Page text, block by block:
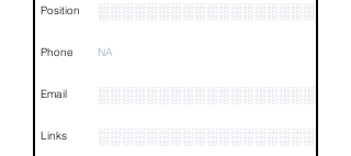
Position ░░░░░░░░░░░░░░░░░░
Phone NA
Email
Links